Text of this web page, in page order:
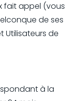
fait appel (vous
de ses
Utilisateurs de
à la